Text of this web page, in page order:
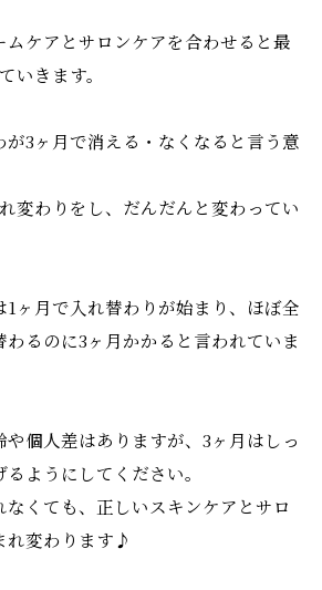
ムケアとサロンケアを合わせると最
いきます。
が3ヶ月で消える・なくなると言う意
変わりをし、だんだんと変わってい
1ヶ月で入れ替わりが始まり、ほぼ全
るのに3ヶ月かかると言われていま
個人差はありますが、3ヶ月はしっ
ようにしてください。
なくても、正しいスキンケアとサロ
れ変わります♪